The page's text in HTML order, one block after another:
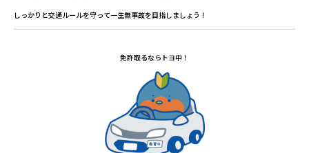
しっかりと交通ルールを守って一生無事故を目指しましょう！
免許取るならトヨ中！